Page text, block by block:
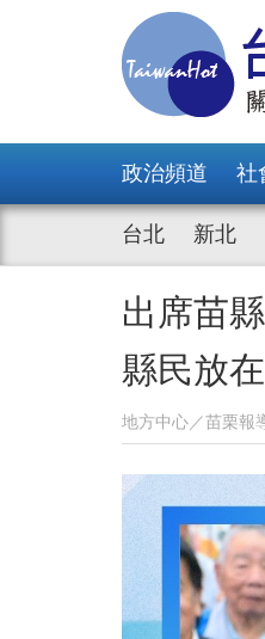
政治頻道 社
台北 新北
出席苗
縣民放
地方中心／苗栗報